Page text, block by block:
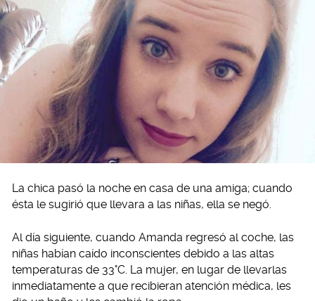
La chica pasó la noche en casa de una amiga; cuando
ésta le sugirió que llevara a las niñas, ella se negó.
Al día siguiente, cuando Amanda regresó al coche, las
niñas habían caído inconscientes debido a las altas
temperaturas de 33°C. La mujer, en lugar de llevarlas
inmediatamente a que recibieran atención médica, les